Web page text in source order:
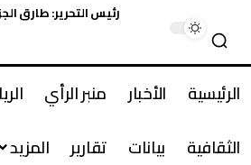
رئيس التحرير: طارق
الرئيسية الأخبار منبر الرأي
الثقافية
بيانات تقارير المزيد